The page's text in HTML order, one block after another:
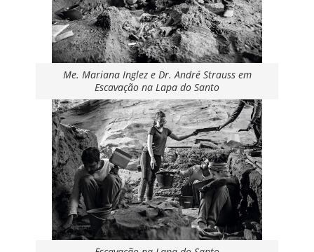
Me. Mariana Inglez e Dr. André Strauss em
Escavação na Lapa do Santo